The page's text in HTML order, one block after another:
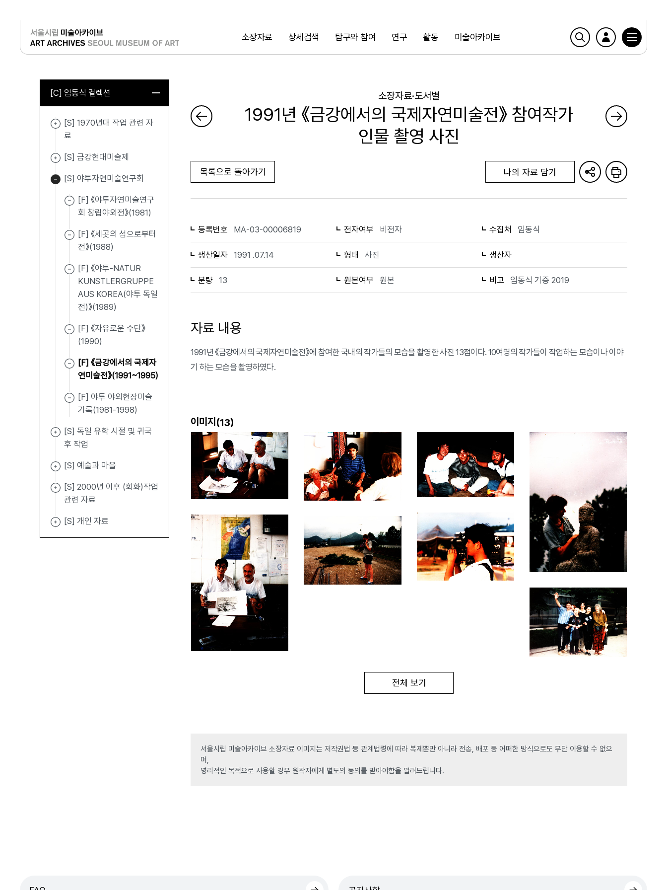
소장자료 상세검색 탐구와 참여 연구 활동 미술아카이브
검색
로그인
[C] 임동식 컬렉션
[S] 1970년대 작업 관련 자
료
[S] 금강현대미술제
[S] 야투자연미술연구회
[F] 《야투자연미술연구
회 창립야외전》(1981)
[F] 《세곳의 섬으로부터
전》(1988)
[F] 《야투-NATUR
KUNSTLERGRUPPE
AUS KOREA(야투 독일
전)》(1989)
[F] 《자유로운 수단》
(1990)
[F] 《금강에서의 국제자
연미술전》(1991~1995)
[F] 야투 야외현장미술
기록(1981-1998)
[S] 독일 유학 시절 및 귀국
후 작업
[S] 예술과 마을
[S] 2000년 이후 (회화)작업
관련 자료
[S] 개인 자료
소장자료·도서별
1991년 《금강에서의 국제자연미술전》 참여작가
인물 촬영 사진
목록으로 돌아가기 나의 자료 담기
등록번호 MA-03-00006819 전자여부 비전자 수집처 임동식
생산일자 1991 .07.14 형태 사진 생산자
분량 13 원본여부 원본 비고 임동식 기증 2019
자료 내용
1991년 《금강에서의 국제자연미술전》에 참여한 국내외 작가들의 모습을 촬영한 사진 13점이다. 10여명의 작가들이 작업하는 모습이나 이야
기 하는 모습을 촬영하였다.
이미지(13)
전체 보기
서울시립 미술아카이브 소장자료 이미지는 저작권법 등 관계법령에 따라 복제뿐만 아니라 전송, 배포 등 어떠한 방식으로도 무단 이용할 수 없으
며,
영리적인 목적으로 사용할 경우 원작자에게 별도의 동의를 받아야함을 알려드립니다.